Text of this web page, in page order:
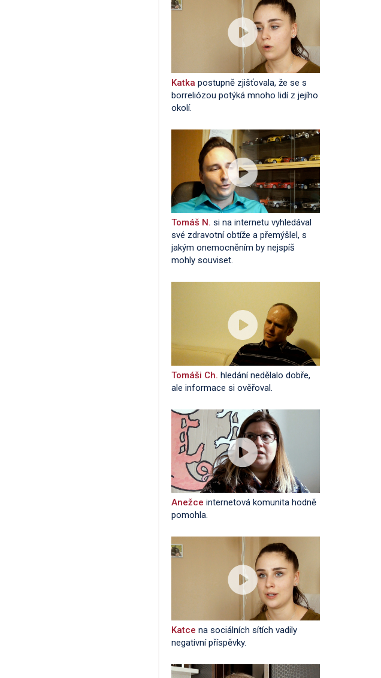
Katka postupně zjišťovala, že se s
borreliózou potýká mnoho lidí z jejího
okolí.
Tomáš N. si na internetu vyhledával
své zdravotní obtíže a přemýšlel, s
jakým onemocněním by nejspíš
mohly souviset.
Tomáši Ch. hledání nedělalo dobře,
ale informace si ověřoval.
Anežce internetová komunita hodně
pomohla.
Katce na sociálních sítích vadily
negativní příspěvky.